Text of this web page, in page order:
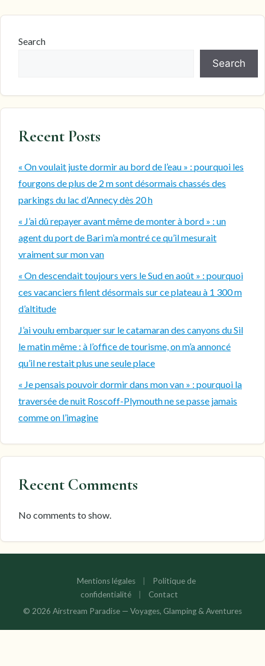
Search
Search
Recent Posts
« On voulait juste dormir au bord de l’eau » : pourquoi les
fourgons de plus de 2 m sont désormais chassés des
parkings du lac d’Annecy dès 20 h
« J’ai dû repayer avant même de monter à bord » : un
agent du port de Bari m’a montré ce qu’il mesurait
vraiment sur mon van
« On descendait toujours vers le Sud en août » : pourquoi
ces vacanciers filent désormais sur ce plateau à 1 300 m
d’altitude
J’ai voulu embarquer sur le catamaran des canyons du Sil
le matin même : à l’office de tourisme, on m’a annoncé
qu’il ne restait plus une seule place
« Je pensais pouvoir dormir dans mon van » : pourquoi la
traversée de nuit Roscoff-Plymouth ne se passe jamais
comme on l’imagine
Recent Comments
No comments to show.
Mentions légales |
Politique de
confidentialité
|
Contact
© 2026 Airstream Paradise — Voyages, Glamping & Aventures